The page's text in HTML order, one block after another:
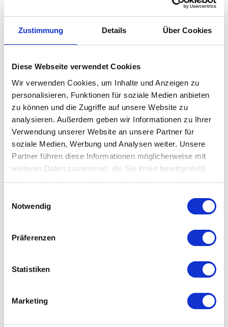
Zustimmung Details Über Cookies
Diese Webseite verwendet Cookies
Wir verwenden Cookies, um Inhalte und Anzeigen zu
personalisieren, Funktionen für soziale Medien anbieten
zu können und die Zugriffe auf unsere Website zu
analysieren. Außerdem geben wir Informationen zu Ihrer
Verwendung unserer Website an unsere Partner für
soziale Medien, Werbung und Analysen weiter. Unsere
Partner führen diese Informationen möglicherweise mit
weiteren Daten zusammen, die Sie ihnen bereitgestellt
haben oder die sie im Rahmen Ihrer Nutzung der Dienste
Datenschutzerklärung
Notwendig
Präferenzen
Statistiken
Marketing
Beschreibung
Vitra O-Tidy
Mit seinen Office Accessoires bringt Michel Charlot eine
ungewohnt organische Formensprache in die meist strenge
und klare Bürowelt. Von Cartoons und Skulpturen inspiriert,
stellen die verschiedenen Behältnisse fröhlich-freundliche
Charaktere dar, die jede Umgebung aufzuheitern vermögen.
Vitra O-Tidy ist ein nützlicher, vielfältig einsetzbarer Behälter
für Schreibtische, Küchentheken oder Sideboards. Der Entwurf
sorgfältig proportionierten Objekt. Aus robustem Kunststoff
erhältlich.
Details